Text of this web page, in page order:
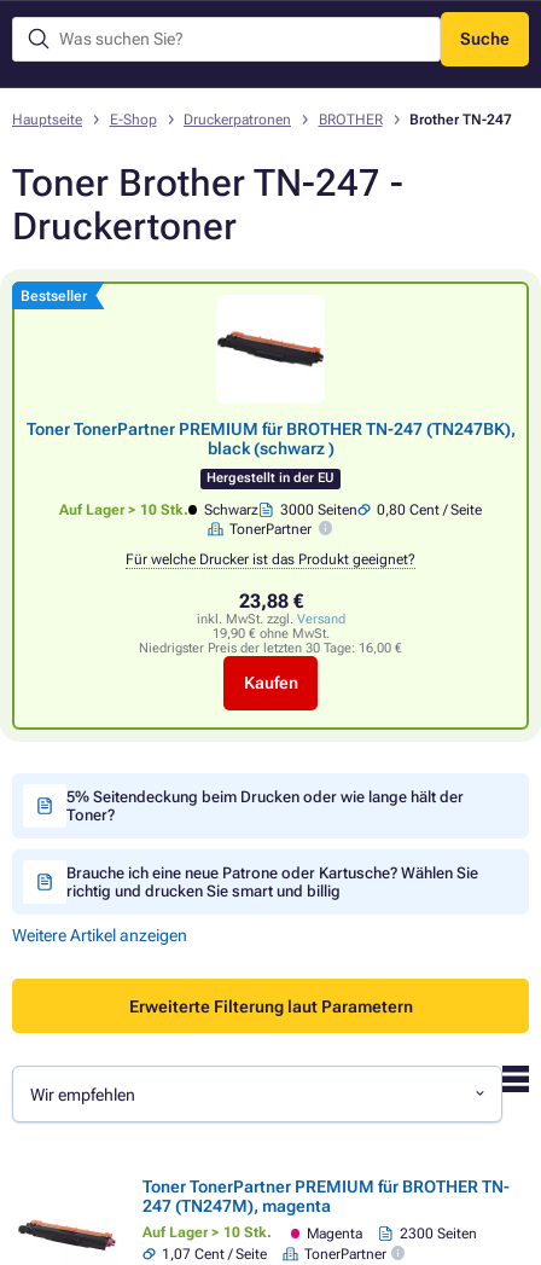
Suche
Menü
Hauptseite E-Shop Druckerpatronen BROTHER Brother TN-247
Toner Brother TN-247 -
Druckertoner
Bestseller
Toner TonerPartner PREMIUM für BROTHER TN-247 (TN247BK),
black (schwarz )
Hergestellt in der EU
Auf Lager > 10 Stk. Schwarz 3000 Seiten
0,80 Cent / Seite
TonerPartner
Für welche Drucker ist das Produkt geeignet?
23,88 €
inkl. MwSt. zzgl. Versand
19,90 € ohne MwSt.
Niedrigster Preis der letzten 30 Tage: 16,00 €
Kaufen
5% Seitendeckung beim Drucken oder wie lange hält der
Toner?
Brauche ich eine neue Patrone oder Kartusche? Wählen Sie
richtig und drucken Sie smart und billig
Weitere Artikel anzeigen
Erweiterte Filterung laut Parametern
Wir empfehlen
Toner TonerPartner PREMIUM für BROTHER TN-
247 (TN247M), magenta
Auf Lager > 10 Stk. Magenta
2300 Seiten
1,07 Cent / Seite
TonerPartner